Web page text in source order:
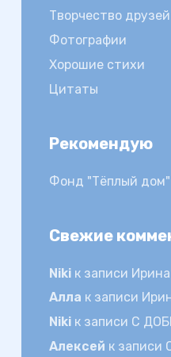
Творчество друзей
Фотографии
Хорошие стихи
Цитаты
Рекомендую
Фонд "Тёплый дом"
Свежие
Nikiк записи
Алла к записи
Nikiк записи С
Алексей к записи